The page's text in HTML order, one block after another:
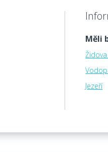
Měli
Jezeří